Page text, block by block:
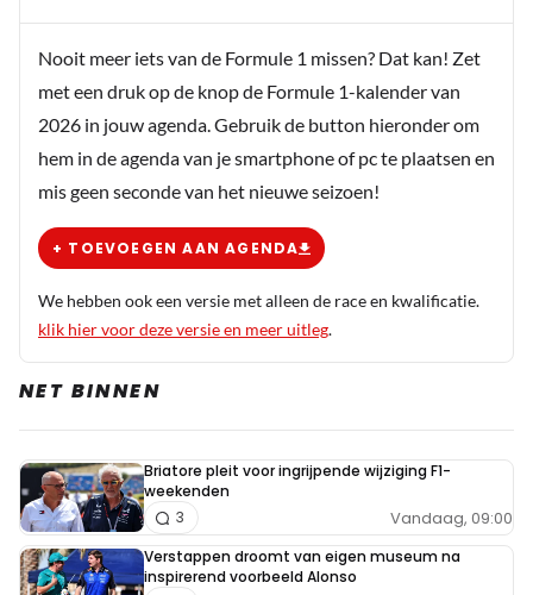
Nooit meer iets van de Formule 1 missen? Dat kan! Zet
met een druk op de knop de Formule 1-kalender van
2026 in jouw agenda. Gebruik de button hieronder om
hem in de agenda van je smartphone of pc te plaatsen en
mis geen seconde van het nieuwe seizoen!
+ TOEVOEGEN AAN AGENDA
We hebben ook een versie met alleen de race en kwalificatie.
klik hier voor deze versie en meer uitleg.
NET BINNEN
Briatore pleit voor ingrijpende wijziging F1-
weekenden
Vandaag, 09:00
3
Verstappen droomt van eigen museum na
inspirerend voorbeeld Alonso